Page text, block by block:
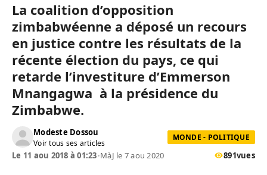
La coalition d’opposition
zimbabwéenne a déposé un recours
en justice contre les résultats de la
récente élection du pays, ce qui
retarde l’investiture d’Emmerson
Mnangagwa à la présidence du
Zimbabwe.
Modeste Dossou
Voir tous ses articles
MONDE - POLITIQUE
Le 11 aou 2018 à 01:23•MàJ le 7 aou 2020 891vues